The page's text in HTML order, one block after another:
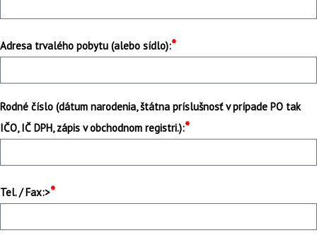
Adresa trvalého pobytu (alebo sídlo):*
Rodné číslo (dátum narodenia, štátna príslušnosť v prípade PO tak
IČO, IČ DPH, zápis v obchodnom registri.):*
Tel. / Fax:>*